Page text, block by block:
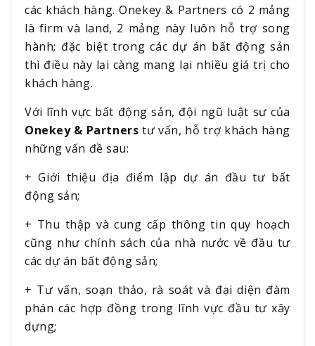
các khách hàng. Onekey & Partners có 2 mảng
là firm và land, 2 mảng này luôn hỗ trợ song
hành; đặc biệt trong các dự án bất động sản
thì điều này lại càng mang lại nhiều giá trị cho
khách hàng.
Với lĩnh vực bất động sản, đội ngũ luật sư của
Onekey & Partners tư vấn, hỗ trợ khách hàng
những vấn đề sau:
+ Giới thiệu địa điểm lập dự án đầu tư bất
động sản;
+ Thu thập và cung cấp thông tin quy hoạch
cũng như chính sách của nhà nước về đầu tư
các dự án bất động sản;
+ Tư vấn, soạn thảo, rà soát và đại diện đàm
phán các hợp đồng trong lĩnh vực đầu tư xây
dựng;